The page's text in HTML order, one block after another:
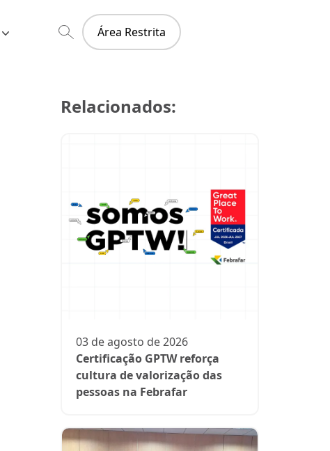
Área Restrita
Relacionados:
03 de agosto de 2026
Certificação GPTW reforça
cultura de valorização das
pessoas na Febrafar